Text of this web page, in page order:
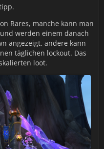
Rares, manche kann man
werden einem danach
angezeigt. andere kann
täglichen lockout. Das
loot.